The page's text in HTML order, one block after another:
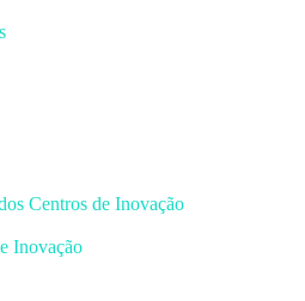
Centros de Inovação
Inovação